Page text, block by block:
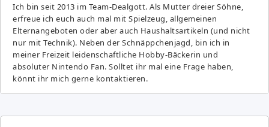
Ich bin seit 2013 im Team-Dealgott. Als Mutter dreier Söhne,
erfreue ich euch auch mal mit Spielzeug, allgemeinen
Elternangeboten oder aber auch Haushaltsartikeln (und nicht
nur mit Technik). Neben der Schnäppchenjagd, bin ich in
meiner Freizeit leidenschaftliche Hobby-Bäckerin und
absoluter Nintendo Fan. Solltet ihr mal eine Frage haben,
könnt ihr mich gerne kontaktieren.